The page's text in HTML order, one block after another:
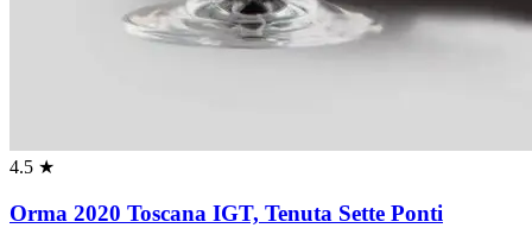
4.5 ★
Orma 2020 Toscana IGT, Tenuta Sette Ponti